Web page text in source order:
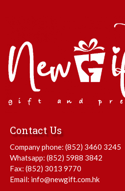
Contact Us
Company phone: (852) 3460 3245
Whatsapp: (852) 5988 3842
Fax: (852) 3013 9770
Email: info@newgift.com.hk